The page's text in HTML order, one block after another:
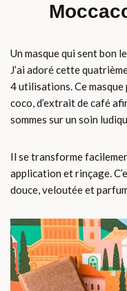
Un masque qui sent bon
J’ai adoré cette
4 utilisations. Ce masque
coco, d’extrait de café
sommes sur un soin
Il se transforme
application et rinçage.
douce, veloutée et